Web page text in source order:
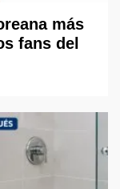
más
fans del